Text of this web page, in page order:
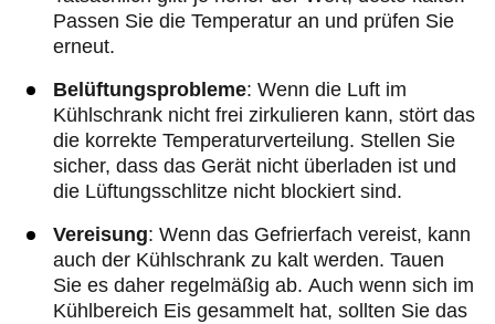
Passen Sie die Temperatur an und prüfen Sie
erneut.
Belüftungsprobleme: Wenn die Luft im
Kühlschrank nicht frei zirkulieren kann, stört das
die korrekte Temperaturverteilung. Stellen Sie
sicher, dass das Gerät nicht überladen ist und
die Lüftungsschlitze nicht blockiert sind.
Vereisung: Wenn das Gefrierfach vereist, kann
auch der Kühlschrank zu kalt werden. Tauen
Sie es daher regelmäßig ab. Auch wenn sich im
Kühlbereich Eis gesammelt hat, sollten Sie das